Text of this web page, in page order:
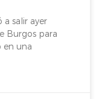
a salir ayer
Burgos para
en una